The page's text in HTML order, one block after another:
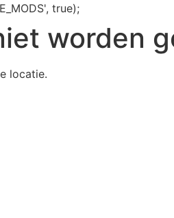
true);
worden
locatie.